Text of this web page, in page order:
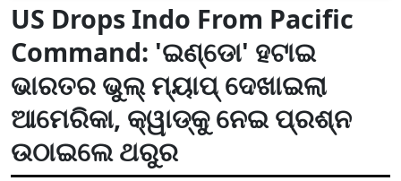
US Drops Indo From Pacific
Command: 'ଇଣ୍ଡୋ' ହଟାଇ
ଭାରତର ଭୁଲ୍ ମ୍ୟାପ୍ ଦେଖାଇଲା
ଆମେରିକା, କ୍ୱାଡ୍‌କୁ ନେଇ ପ୍ରଶ୍ନ
ଉଠାଇଲେ ଥରୁର